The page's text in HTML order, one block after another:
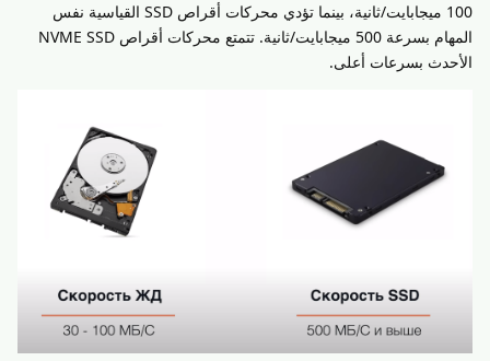
100 ميجابايت/ثانية، بينما تؤدي محركات أقراص SSD القياسية نفس
المهام بسرعة 500 ميجابايت/ثانية. تتمتع محركات أقراص NVME SSD
الأحدث بسرعات أعلى.